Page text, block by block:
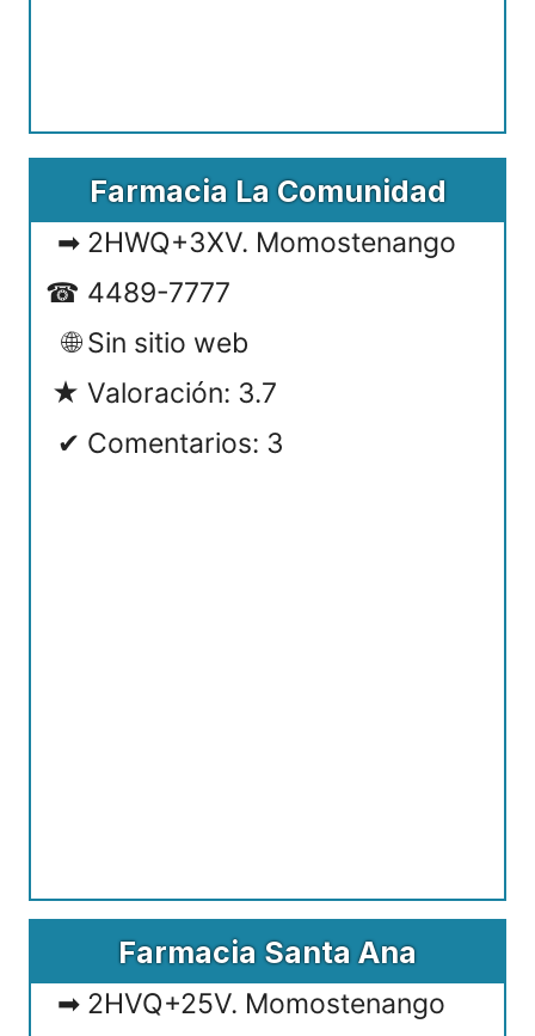
Farmacia La Comunidad
2HWQ+3XV. Momostenango
4489-7777
Sin sitio web
Valoración: 3.7
Comentarios: 3
Farmacia Santa Ana
2HVQ+25V. Momostenango